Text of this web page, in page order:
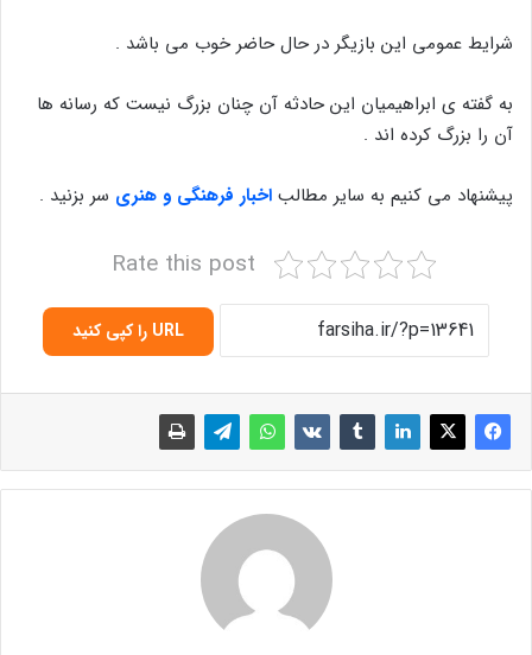
شرایط عمومی این بازیگر در حال حاضر خوب می باشد .
به گفته ی ابراهیمیان این حادثه آن چنان بزرگ نیست که رسانه ها
آن را بزرگ کرده اند .
پیشنهاد می کنیم به سایر مطالب اخبار فرهنگی و هنری سر بزنید .
Rate this post
URL را کپی کنید